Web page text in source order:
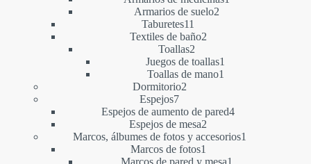
Armarios de suelo2
Taburetes11
productos
Textiles de baño22
Toallas2
productos
Juegos de toallas1
Toallas de mano1
Dormitorio22
Espejos77
productos
Espejos de aumento de pared44
Espejos de mesa2
productos
Marcos, álbumes de fotos y accesorios1
Marcos de fotos1
producto